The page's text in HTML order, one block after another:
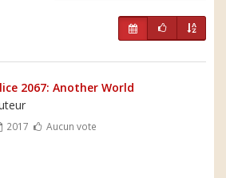
2067: Another World
2017 Aucun vote